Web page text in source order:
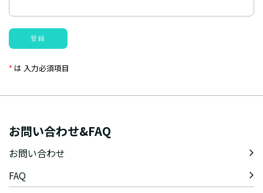
登録
* は 入力必須項目
お問い合わせ&FAQ
お問い合わせ
FAQ